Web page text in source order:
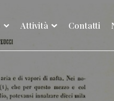
Attività Contatti